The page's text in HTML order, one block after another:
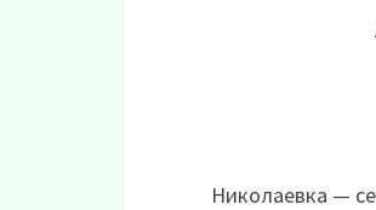
Николаевка —